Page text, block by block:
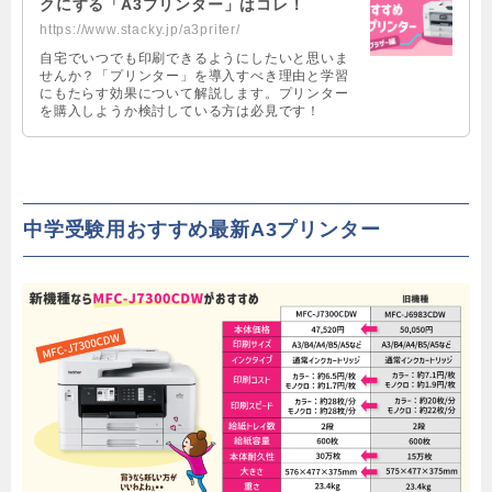
クにする「A3プリンター」はコレ！
https://www.stacky.jp/a3priter/
自宅でいつでも印刷できるようにしたいと思いま
せんか？「プリンター」を導入すべき理由と学習
にもたらす効果について解説します。プリンター
を購入しようか検討している方は必見です！
中学受験用おすすめ最新A3プリンター